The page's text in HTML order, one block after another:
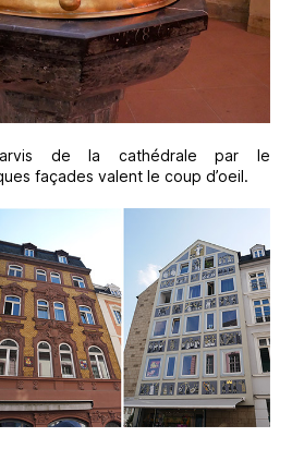
de la cathédrale par le
façades valent le coup d’oeil.